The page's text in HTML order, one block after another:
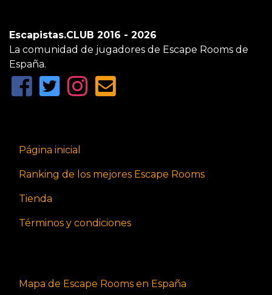
Escapistas.CLUB 2016 - 2026
La comunidad de jugadores de Escape Rooms de
España.
Página inicial
Ranking de los mejores Escape Rooms
Tienda
Términos y condiciones
Mapa de Escape Rooms en España